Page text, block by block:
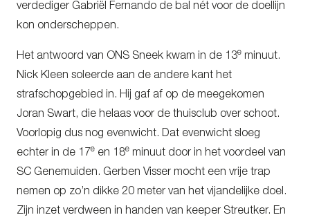
verdediger Gabriël Fernando de bal nét voor de doellijn
kon onderscheppen.
Het antwoord van ONS Sneek kwam in de 13e minuut.
Nick Kleen soleerde aan de andere kant het
strafschopgebied in. Hij gaf af op de meegekomen
Joran Swart, die helaas voor de thuisclub over schoot.
Voorlopig dus nog evenwicht. Dat evenwicht sloeg
echter in de 17e en 18e minuut door in het voordeel van
SC Genemuiden. Gerben Visser mocht een vrije trap
nemen op zo’n dikke 20 meter van het vijandelijke doel.
Zijn inzet verdween in handen van keeper Streutker. En